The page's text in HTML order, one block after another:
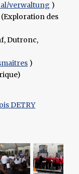
verwaltung )
(Exploration des
Dutronc,
)
DETRY